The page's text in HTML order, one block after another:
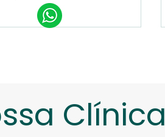
Clínica